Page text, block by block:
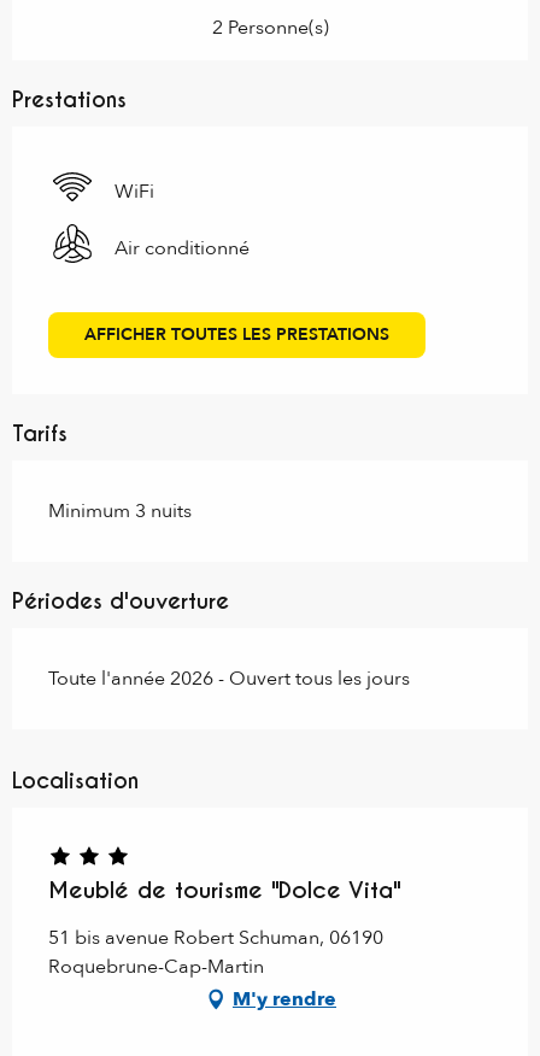
2 Personne(s)
Prestations
WiFi
Air conditionné
AFFICHER TOUTES LES PRESTATIONS
Tarifs
Minimum 3 nuits
Périodes d'ouverture
Toute l'année 2026 - Ouvert tous les jours
Localisation
Meublé de tourisme "Dolce Vita"
51 bis avenue Robert Schuman, 06190
Roquebrune-Cap-Martin
M'y rendre